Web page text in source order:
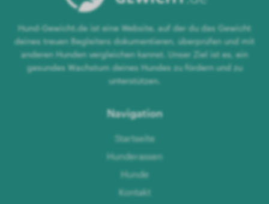
Hund-Gewicht.de ist eine Website, auf der du das Gewicht
deines treuen Begleiters dokumentieren, überprüfen und mit
anderen Hunden vergleichen kannst. Unser Ziel ist es, ein
gesundes Wachstum deines Hundes zu fördern und zu
unterstützen.
Navigation
Startseite
Hunderassen
Hunde
Kontakt